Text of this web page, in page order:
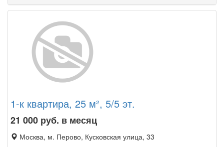
1-к квартира, 25 м², 5/5 эт.
21 000 руб. в месяц
Москва, м. Перово, Кусковская улица, 33